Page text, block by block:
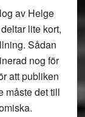
av Helge
lite kort,
Sådan
nog för
att publiken
måste det till